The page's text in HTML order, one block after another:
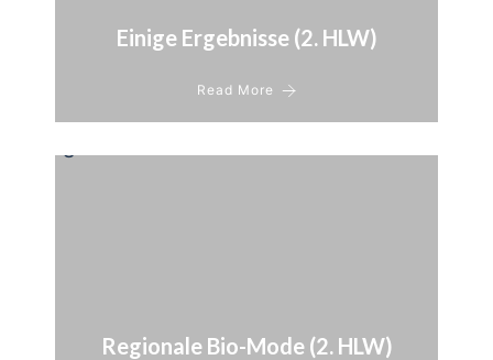
Einige Ergebnisse (2. HLW)
Read More
Regionale Bio-Mode (2. HLW)